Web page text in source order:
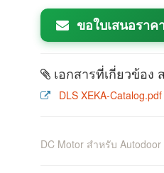
ขอใบเสนอราค
เอกสารที่เกี่ยวข้อ
DLS XEKA-Catalog.pdf
DC Motor สำหรับ Autodoor